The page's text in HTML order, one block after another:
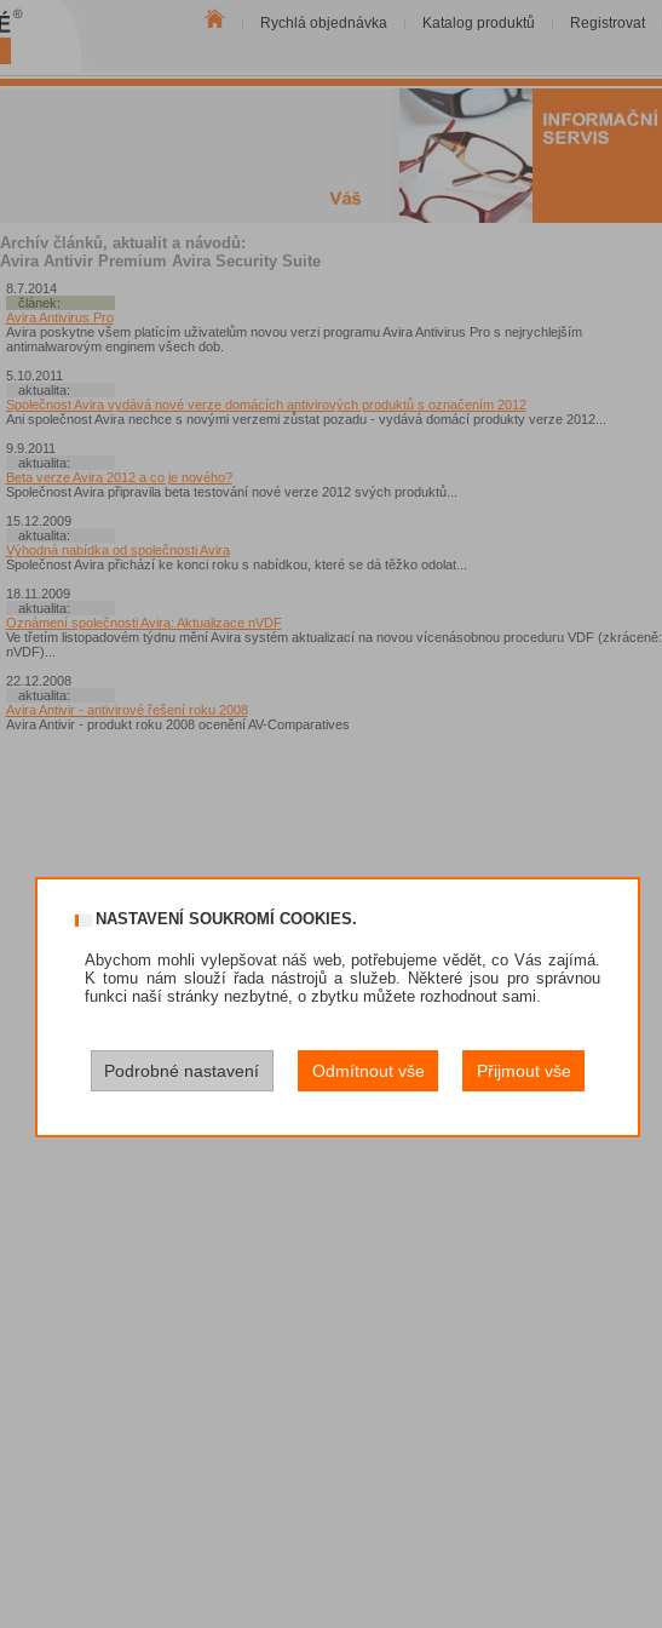
Rychlá objednávka Katalog produktů Registrovat
Archív článků, aktualit a návodů:
Avira Antivir Premium Avira Security Suite
8.7.2014
článek:
Avira Antivirus Pro
Avira poskytne všem platícím uživatelům novou verzi programu Avira Antivirus Pro s nejrychlejším
antimalwarovým enginem všech dob.
5.10.2011
aktualita:
Společnost Avira vydává nové verze domácích antivirových produktů s označením 2012
Ani společnost Avira nechce s novými verzemi zůstat pozadu - vydává domácí produkty verze 2012...
9.9.2011
aktualita:
Beta verze Avira 2012 a co je nového?
Společnost Avira připravila beta testování nové verze 2012 svých produktů...
15.12.2009
aktualita:
Výhodná nabídka od společnosti Avira
Společnost Avira přichází ke konci roku s nabídkou, které se dá těžko odolat...
18.11.2009
aktualita:
Oznámení společnosti Avira: Aktualizace nVDF
Ve třetím listopadovém týdnu mění Avira systém aktualizací na novou vícenásobnou proceduru VDF (zkráceně:
nVDF)...
22.12.2008
aktualita:
Avira Antivir - antivirové řešení roku 2008
Avira Antivir - produkt roku 2008 ocenění AV-Comparatives
NASTAVENÍ SOUKROMÍ COOKIES.
Abychom mohli vylepšovat náš web, potřebujeme vědět, co Vás zajímá.
K tomu nám slouží řada nástrojů a služeb. Některé jsou pro správnou
funkci naší stránky nezbytné, o zbytku můžete rozhodnout sami.
Podrobné nastavení Odmítnout vše Přijmout vše